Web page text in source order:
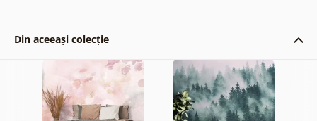
Din aceeași colecție